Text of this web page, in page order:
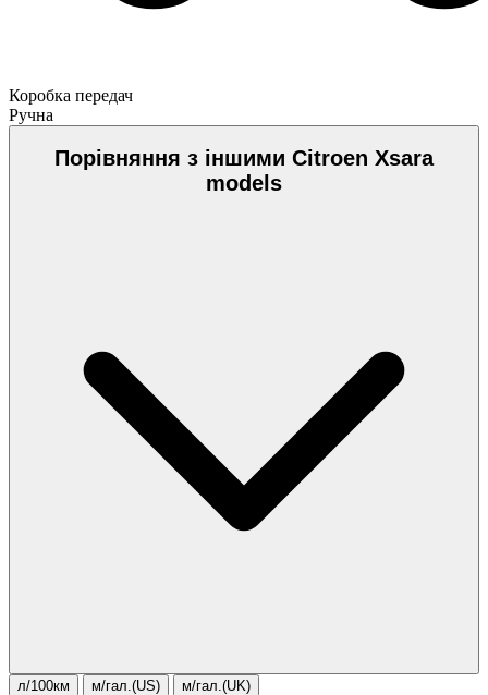
Коробка передач
Ручна
Порівняння з іншими Citroen Xsara
models
л/100км м/гал.(US) м/гал.(UK)